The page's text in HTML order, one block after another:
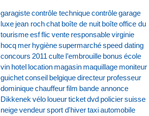
garagistecontrôle techniquecontrôlegarage
luxe jean rochchat boîte de nuit boîteoffice du
tourismeesfflic vente responsablevirginie
hocq mer hygiènesupermarchéspeed dating
concours 2011 culte l’embrouille bonus école
vin hotel location magasin maquillage moniteur
guichetconseil belgiquedirecteur professeur
dominiquechauffeurfilm bande annonce
Dikkenek vélo loueurticketdvd policiersuisse
neigevendeursport d'hivertaxiautomobile